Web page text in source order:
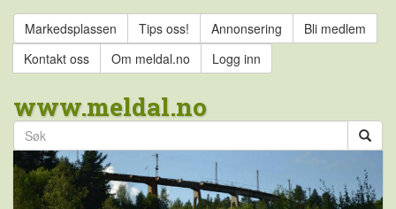
Markedsplassen Tips oss! Annonsering
Bli medlem
Kontakt oss
Om meldal.no Logg inn
www.meldal.no